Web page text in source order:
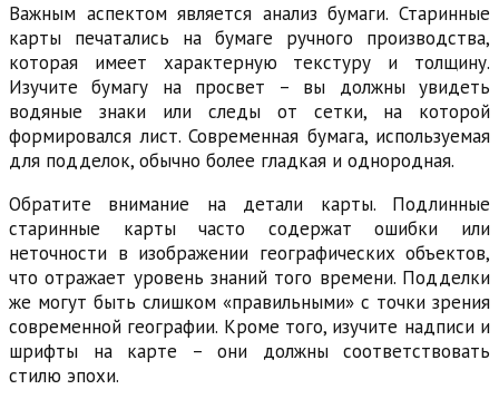
Важным аспектом является анализ бумаги. Старинные
карты печатались на бумаге ручного производства,
которая имеет характерную текстуру и толщину.
Изучите бумагу на просвет – вы должны увидеть
водяные знаки или следы от сетки, на которой
формировался лист. Современная бумага, используемая
для подделок, обычно более гладкая и однородная.
Обратите внимание на детали карты. Подлинные
старинные карты часто содержат ошибки или
неточности в изображении географических объектов,
что отражает уровень знаний того времени. Подделки
же могут быть слишком «правильными» с точки зрения
современной географии. Кроме того, изучите надписи и
шрифты на карте – они должны соответствовать
стилю эпохи.